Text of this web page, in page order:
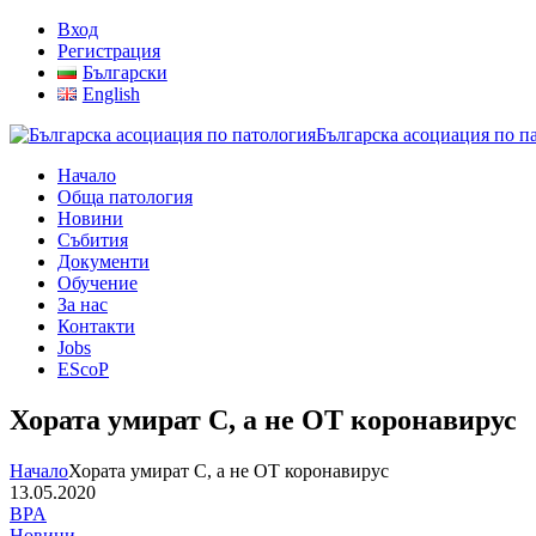
Вход
Регистрация
Български
English
Българска асоциация по
Начало
Обща патология
Новини
Събития
Документи
Обучение
За нас
Контакти
Jobs
EScoP
Хората умират С, а не ОТ коронавирус
НачалоХората умират С, а не ОТ коронавирус
13.05.2020
BPA